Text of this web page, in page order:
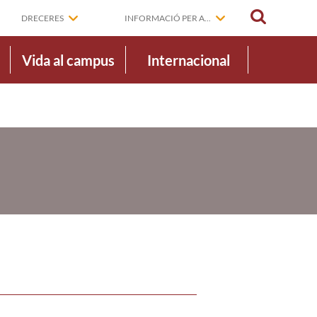
DRECERES INFORMACIÓ PER A...
Vida al campus Internacional